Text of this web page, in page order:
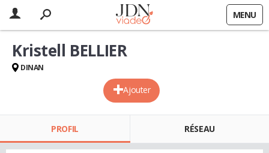
MENU
Ajouter
Kristell BELLIER
DINAN
PROFIL RÉSEAU